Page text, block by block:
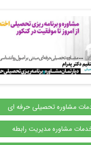
مشاوره تحصیلی حرفه ای
مشاوره مدیریت رابطه